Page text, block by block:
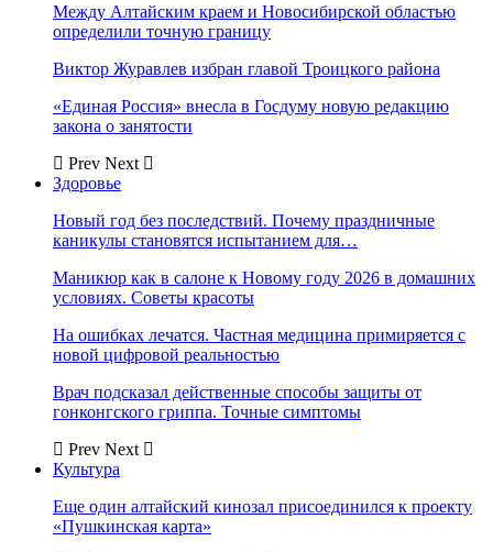
Между Алтайским краем и Новосибирской областью
определили точную границу
Виктор Журавлев избран главой Троицкого района
«Единая Россия» внесла в Госдуму новую редакцию
закона о занятости
Prev Next
Здоровье
Новый год без последствий. Почему праздничные
каникулы становятся испытанием для…
Маникюр как в салоне к Новому году 2026 в домашних
условиях. Советы красоты
На ошибках лечатся. Частная медицина примиряется с
новой цифровой реальностью
Врач подсказал действенные способы защиты от
гонконгского гриппа. Точные симптомы
Prev Next
Культура
Еще один алтайский кинозал присоединился к проекту
«Пушкинская карта»